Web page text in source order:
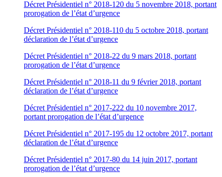
Décret Présidentiel n° 2018-120 du 5 novembre 2018, portant
prorogation de l’état d’urgence
Décret Présidentiel n° 2018-110 du 5 octobre 2018, portant
déclaration de l’état d’urgence
Décret Présidentiel n° 2018-22 du 9 mars 2018, portant
prorogation de l’état d’urgence
Décret Présidentiel n° 2018-11 du 9 février 2018, portant
déclaration de l’état d’urgence
Décret Présidentiel n° 2017-222 du 10 novembre 2017,
portant prorogation de l’état d’urgence
Décret Présidentiel n° 2017-195 du 12 octobre 2017, portant
déclaration de l’état d’urgence
Décret Présidentiel n° 2017-80 du 14 juin 2017, portant
prorogation de l’état d’urgence